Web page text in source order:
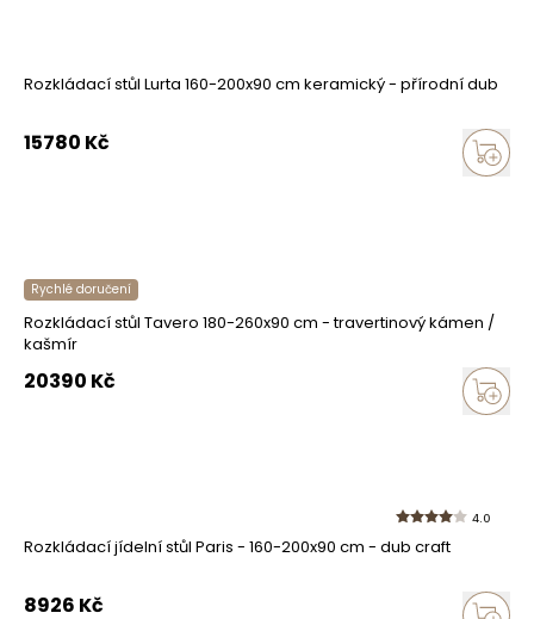
Rozkládací stůl Lurta 160-200x90 cm keramický - přírodní dub
15780 Kč
Rychlé doručení
Rozkládací stůl Tavero 180-260x90 cm - travertinový kámen /
kašmír
20390 Kč
4.0
Rozkládací jídelní stůl Paris - 160-200x90 cm - dub craft
8926 Kč